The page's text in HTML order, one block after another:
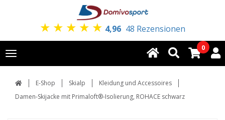
★ ★ ★ ★ ★ 4,96 48 Rezensionen
Toggle
navigation
0
E-Shop Skialp
Kleidung und Accessoires
Damen-Skijacke mit Primaloft®-Isolierung, ROHACE schwarz